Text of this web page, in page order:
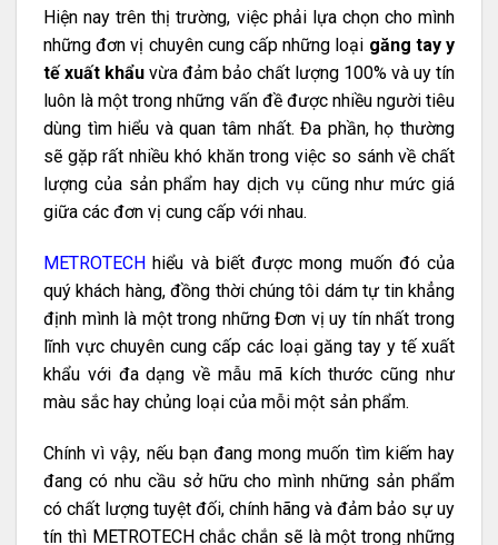
Hiện nay trên thị trường, việc phải lựa chọn cho mình
những đơn vị chuyên cung cấp những loại găng tay y
tế xuất khẩu vừa đảm bảo chất lượng 100% và uy tín
luôn là một trong những vấn đề được nhiều người tiêu
dùng tìm hiểu và quan tâm nhất. Đa phần, họ thường
sẽ gặp rất nhiều khó khăn trong việc so sánh về chất
lượng của sản phẩm hay dịch vụ cũng như mức giá
giữa các đơn vị cung cấp với nhau.
METROTECH hiểu và biết được mong muốn đó của
quý khách hàng, đồng thời chúng tôi dám tự tin khẳng
định mình là một trong những Đơn vị uy tín nhất trong
lĩnh vực chuyên cung cấp các loại găng tay y tế xuất
khẩu với đa dạng về mẫu mã kích thước cũng như
màu sắc hay chủng loại của mỗi một sản phẩm.
Chính vì vậy, nếu bạn đang mong muốn tìm kiếm hay
đang có nhu cầu sở hữu cho mình những sản phẩm
có chất lượng tuyệt đối, chính hãng và đảm bảo sự uy
tín thì METROTECH chắc chắn sẽ là một trong những